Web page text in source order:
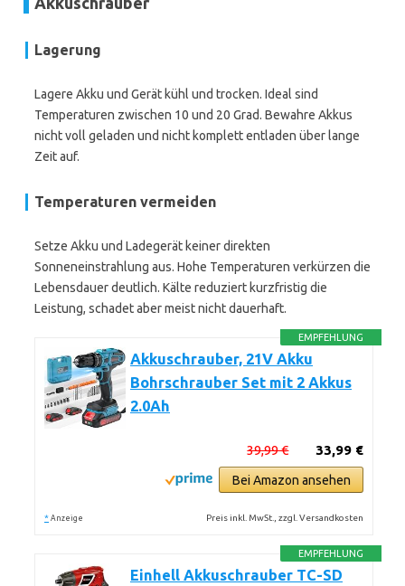
Lagerung
Lagere Akku und Gerät kühl und trocken. Ideal sind
Temperaturen zwischen 10 und 20 Grad. Bewahre Akkus
nicht voll geladen und nicht komplett entladen über lange
Zeit auf.
Temperaturen vermeiden
Setze Akku und Ladegerät keiner direkten
Sonneneinstrahlung aus. Hohe Temperaturen verkürzen die
Lebensdauer deutlich. Kälte reduziert kurzfristig die
Leistung, schadet aber meist nicht dauerhaft.
EMPFEHLUNG
Akkuschrauber, 21V Akku
Bohrschrauber Set mit 2 Akkus
2.0Ah
33,99 €
39,99 €
Bei Amazon ansehen
* Anzeige Preis inkl. MwSt., zzgl. Versandkosten
EMPFEHLUNG
Einhell Akkuschrauber TC-SD